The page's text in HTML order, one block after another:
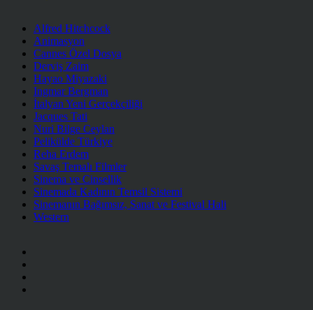
Alfred Hitchcock
Animasyon
Cannes Özel Dosya
Derviş Zaim
Hayao Miyazaki
Ingmar Bergman
İtalyan Yeni Gerçekçiliği
Jacques Tati
Nuri Bilge Ceylan
Pelikülde Türkiye
Reha Erdem
Savaş Temalı Filmler
Sinema ve Cinsellik
Sinemada Kadının Temsil Sistemi
Sinemanın Bağımsız, Sanat ve Festival Hali
Western